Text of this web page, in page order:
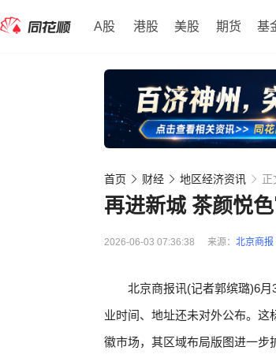
A股 港股 美股 期货 基
首页 财经 地区经济资讯 正
再进新城 茶颜悦
2026-06-03 07:36:38 来源： 北京商报
北京商报讯(记者郭缤璐)6
业时间、地址还未对外公布。
徽市场，其区域布局版图进一步